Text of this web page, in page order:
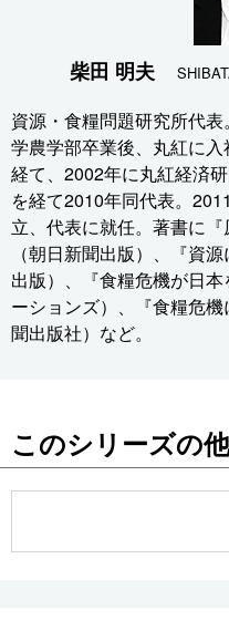
柴田 明夫
資源・食糧問題研究所代
学農学部卒業後、丸紅に
経て、2002年に丸紅経済
を経て2010年同代表。
立、代表に就任。著書に『
（朝日新聞出版）、『資
出版）、『食糧危機が日
ーションズ）、『食糧危
聞出版社）など。
このシリーズの